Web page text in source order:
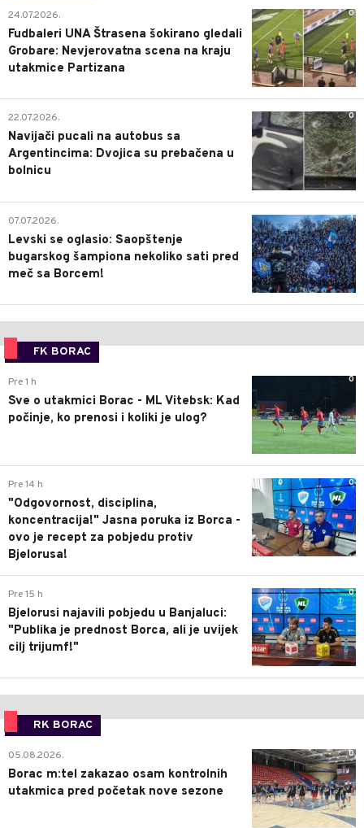
0
24.07.2026.
Fudbaleri UNA Štrasena šokirano gledali
Grobare: Nevjerovatna scena na kraju
utakmice Partizana
0
22.07.2026.
Navijači pucali na autobus sa
Argentincima: Dvojica su prebačena u
bolnicu
1
07.07.2026.
Levski se oglasio: Saopštenje
bugarskog šampiona nekoliko sati pred
meč sa Borcem!
FK BORAC
0
Pre 1 h
Sve o utakmici Borac - ML Vitebsk: Kad
počinje, ko prenosi i koliki je ulog?
0
Pre 14 h
"Odgovornost, disciplina,
koncentracija!" Jasna poruka iz Borca -
ovo je recept za pobjedu protiv
Bjelorusa!
0
Pre 15 h
Bjelorusi najavili pobjedu u Banjaluci:
"Publika je prednost Borca, ali je uvijek
cilj trijumf!"
RK BORAC
0
05.08.2026.
Borac m:tel zakazao osam kontrolnih
utakmica pred početak nove sezone